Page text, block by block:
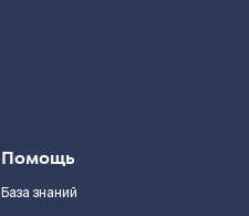
Помощь
База знаний